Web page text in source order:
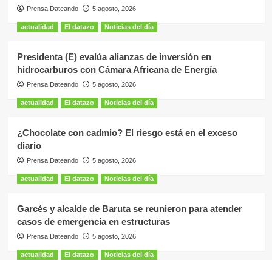
Prensa Dateando 5 agosto, 2026
actualidad El datazo Noticias del día
Presidenta (E) evalúa alianzas de inversión en
hidrocarburos con Cámara Africana de Energía
Prensa Dateando 5 agosto, 2026
actualidad El datazo Noticias del día
¿Chocolate con cadmio? El riesgo está en el exceso
diario
Prensa Dateando 5 agosto, 2026
actualidad El datazo Noticias del día
Garcés y alcalde de Baruta se reunieron para atender
casos de emergencia en estructuras
Prensa Dateando 5 agosto, 2026
actualidad El datazo Noticias del día